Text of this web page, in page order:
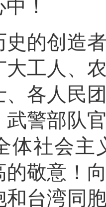
！
创造者
大工人、
各人民
武警部队
体社会主
的敬意！
和台湾同